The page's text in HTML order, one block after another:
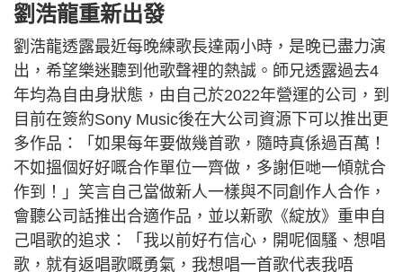
劉浩龍重新出發
劉浩龍透露最近每晚練歌長達兩小時，是晚已盡力演
出，希望樂迷聽到他歌聲裡的熱誠。師兄透露過去4
年均為自由身狀態，由自己於2022年營運的公司，到
目前在簽約Sony Music後在大公司資源下可以推出更
多作品：「如果每年要做幾首歌，隨時真係過百萬！
不如搵個好好嘅合作單位一齊做，多謝佢哋一傾就合
作到！」笑言自己當做新人一樣與不同創作人合作，
會聽公司話推出合適作品，並以新歌《綻放》重申自
己唱歌的追求：「我以前好冇信心，開呢個騷、想唱
歌，就有返唱歌嘅勇氣，我想唱一首歌代表我唔